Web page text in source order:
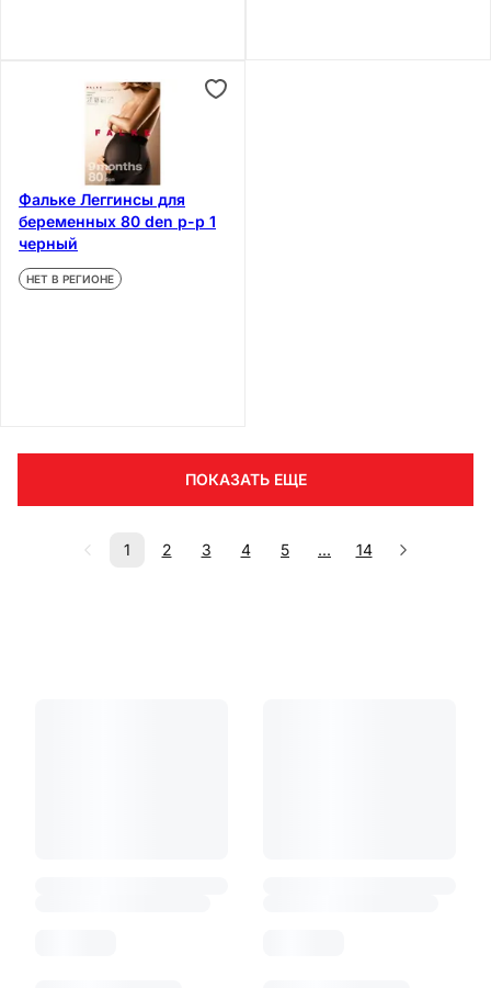
Фальке Леггинсы для
беременных 80 den р-р 1
черный
НЕТ В РЕГИОНЕ
ПОКАЗАТЬ ЕЩЕ
1 2 3 4 5 ... 14